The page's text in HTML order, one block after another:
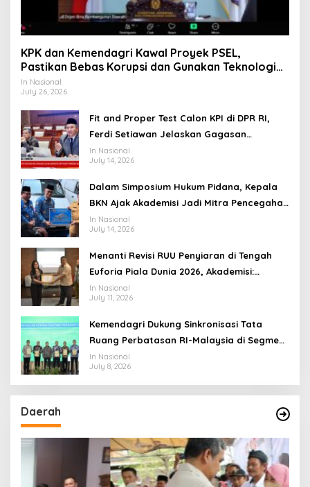
KPK dan Kemendagri Kawal Proyek PSEL,
Pastikan Bebas Korupsi dan Gunakan Teknologi
Ramah Lingkungan
In Nasional
July 26, 2026
Fit and Proper Test Calon KPI di DPR RI,
Ferdi Setiawan Jelaskan Gagasan
Transformasi Menuju Ekosistem Penyiaran
yang Adaptif
In Nasional
July 14, 2026
Dalam Simposium Hukum Pidana, Kepala
BKN Ajak Akademisi Jadi Mitra Pencegahan
Tindak Pidana di Birokrasi
In Nasional
July 14, 2026
Menanti Revisi RUU Penyiaran di Tengah
Euforia Piala Dunia 2026, Akademisi:
Jangan Terus Jadi “Messi dan Ronaldo”
Legislasi
In Nasional
July 11, 2026
Kemendagri Dukung Sinkronisasi Tata
Ruang Perbatasan RI-Malaysia di Segmen
Sinapad-Sesai
In Nasional
July 8, 2026
Daerah